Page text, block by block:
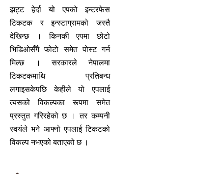
झट्ट हेर्दा यो एपको इन्टरफेस
टिकटक र इन्स्टाग्रामको जस्तै
देखिन्छ । किनकी एपमा छोटो
भिडिओसँगै फोटो समेत पोस्ट गर्न
मिल्छ । सरकारले नेपालमा
टिकटकमाथि प्रतिबन्ध
लगाइसकेपछि केहीले यो एपलाई
त्यसको विकल्पका रूपमा समेत
प्रस्तुत गरिरहेको छ । तर कम्पनी
स्वयंले भने आफ्नो एपलाई टिकटको
विकल्प नभएको बताएको छ ।